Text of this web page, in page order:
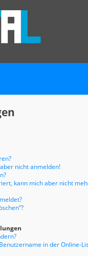
nicht anmelden!
kann mich aber nicht
in der Online-